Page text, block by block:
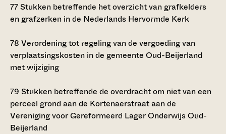
77Stukken betreffende het overzicht van grafkelders
en grafzerken in de Nederlands Hervormde Kerk
78 Verordening tot regeling van de vergoeding van
verplaatsingskosten in de gemeente Oud-Beijerland
met wijziging
79 Stukken betreffende de overdracht om niet van een
perceel grond aan de Kortenaerstraat aan de
Vereniging voor Gereformeerd Lager Onderwijs Oud-
Beijerland